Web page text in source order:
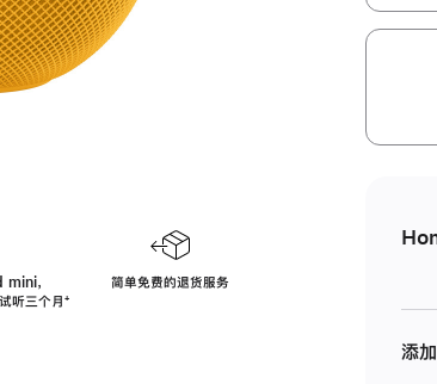
，
听三个月脚
⁺
简单免费的退货服务
添